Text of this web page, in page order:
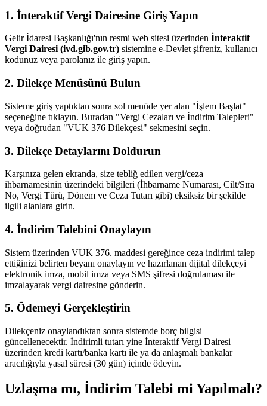
1. İnteraktif Vergi Dairesine Giriş Yapın
Gelir İdaresi Başkanlığı'nın resmi web sitesi üzerinden İnteraktif
Vergi Dairesi (ivd.gib.gov.tr) sistemine e-Devlet şifreniz, kullanıcı
kodunuz veya parolanız ile giriş yapın.
2. Dilekçe Menüsünü Bulun
Sisteme giriş yaptıktan sonra sol menüde yer alan "İşlem Başlat"
seçeneğine tıklayın. Buradan "Vergi Cezaları ve İndirim Talepleri"
veya doğrudan "VUK 376 Dilekçesi" sekmesini seçin.
3. Dilekçe Detaylarını Doldurun
Karşınıza gelen ekranda, size tebliğ edilen vergi/ceza
ihbarnamesinin üzerindeki bilgileri (İhbarname Numarası, Cilt/Sıra
No, Vergi Türü, Dönem ve Ceza Tutarı gibi) eksiksiz bir şekilde
ilgili alanlara girin.
4. İndirim Talebini Onaylayın
Sistem üzerinden VUK 376. maddesi gereğince ceza indirimi talep
ettiğinizi belirten beyanı onaylayın ve hazırlanan dijital dilekçeyi
elektronik imza, mobil imza veya SMS şifresi doğrulaması ile
imzalayarak vergi dairesine gönderin.
5. Ödemeyi Gerçekleştirin
Dilekçeniz onaylandıktan sonra sistemde borç bilgisi
güncellenecektir. İndirimli tutarı yine İnteraktif Vergi Dairesi
üzerinden kredi kartı/banka kartı ile ya da anlaşmalı bankalar
aracılığıyla yasal süresi (30 gün) içinde ödeyin.
Uzlaşma mı, İndirim Talebi mi Yapılmalı?